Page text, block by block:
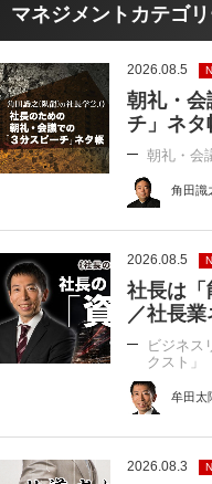
マネジメントカテゴ
2026.08.5
朝礼・会
チ」ネタ
朝礼・会
角田識
2026.08.5
社長は「
／社長
ビジネス
クスト」
牟田太
2026.08.3